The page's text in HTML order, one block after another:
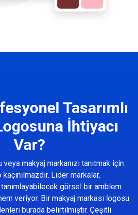
Tasarımlı
İhtiyacı
Var?
makyaj markanızı tanıtmak için
Lider markalar,
görsel bir amblem
veriyor. Bir makyaj markası logosu
burada belirtilmiştir. Çeşitli